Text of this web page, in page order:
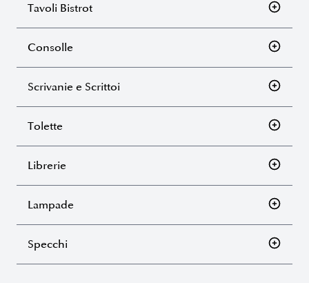
Tavoli Bistrot
Consolle
Scrivanie e Scrittoi
Tolette
Librerie
Lampade
Specchi